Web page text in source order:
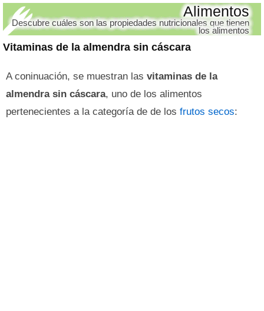
Vitaminas de la almendra sin cáscara
Alimentos
Descubre cuáles son las propiedades nutricionales que tienen
los alimentos
A coninuación, se muestran las vitaminas de la
almendra sin cáscara, uno de los alimentos
pertenecientes a la categoría de de los frutos secos: